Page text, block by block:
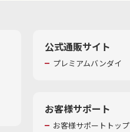
公式通販サイト
プレミアムバンダイ
お客様サポート
お客様サポートトップ